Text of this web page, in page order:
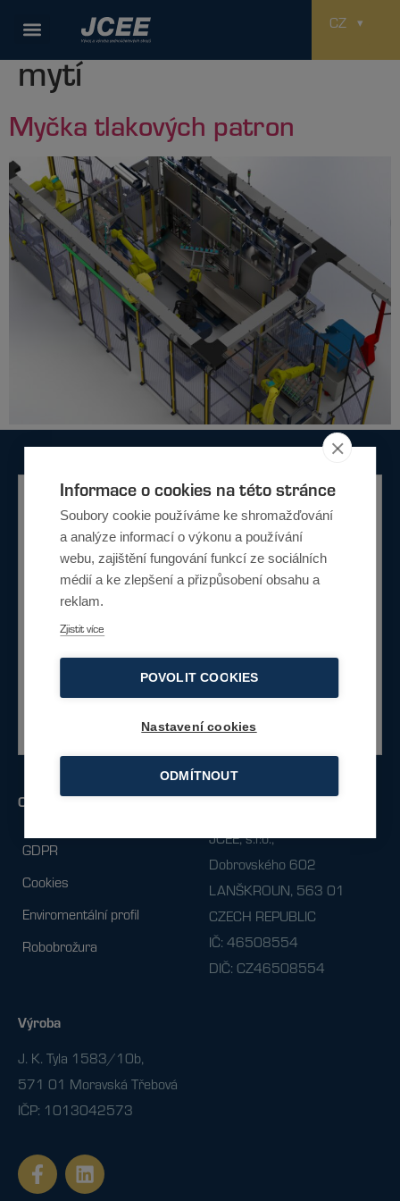
CZ
Použitá technologie:
mytí
Myčka tlakových patron
Ostatní
GDPR
Cookies
Enviromentální profil
Robobrožura
Fakturační údaje
JCEE, s.r.o.,
Dobrovského 602
LANŠKROUN, 563 01
CZECH REPUBLIC
IČ: 46508554
DIČ: CZ46508554
Výroba
J. K. Tyla 1583/10b,
571 01 Moravská Třebová
IČP: 1013042573
Potřebujete poradit?
Nevíte si rady jaké řešení je pro vás
vhodné. Napište nám a my vám rádi poradíme s
výběrem.
Nebo zavolejte
Informace o cookies na této stránce
Soubory cookie používáme ke shromažďování
a analýze informací o výkonu a používání
webu, zajištění fungování funkcí ze sociálních
médií a ke zlepšení a přizpůsobení obsahu a
reklam.
Zjistit více
POVOLIT COOKIES
Nastavení cookies
ODMÍTNOUT